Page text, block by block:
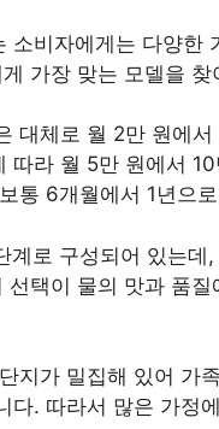
소비자에게는 다양한
가장 맞는 모델을
대체로 월 2만 원에
따라 월 5만 원에서
통 6개월에서 1년으
로 구성되어 있는
선택이 물의 맛과 품
지가 밀집해 있어 가
다. 따라서 많은 가정